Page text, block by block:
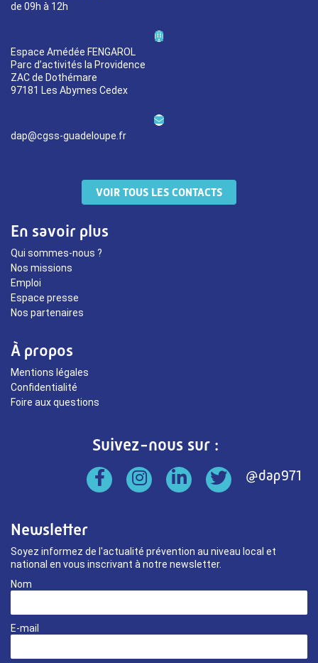
de 09h à 12h
Espace Amédée FENGAROL
Parc d’activités la Providence
ZAC de Dothémare
97181 Les Abymes Cedex
dap@cgss-guadeloupe.fr
VOIR TOUS LES CONTACTS
En savoir plus
Qui sommes-nous ?
Nos missions
Emploi
Espace presse
Nos partenaires
À propos
Mentions légales
Confidentialité
Foire aux questions
Suivez-nous sur :
Newsletter
Soyez informez de l'actualité prévention au niveau local et
national en vous inscrivant à notre newsletter.
Nom
E-mail